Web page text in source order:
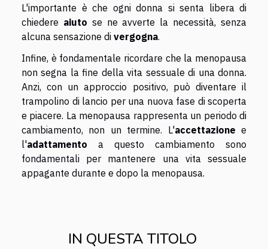
L'importante è che ogni donna si senta libera di
chiedere aiuto se ne avverte la necessità, senza
alcuna sensazione di vergogna.
Infine, è fondamentale ricordare che la menopausa
non segna la fine della vita sessuale di una donna.
Anzi, con un approccio positivo, può diventare il
trampolino di lancio per una nuova fase di scoperta
e piacere. La menopausa rappresenta un periodo di
cambiamento, non un termine. L'accettazione e
l'adattamento a questo cambiamento sono
fondamentali per mantenere una vita sessuale
appagante durante e dopo la menopausa.
IN QUESTA TITOLO